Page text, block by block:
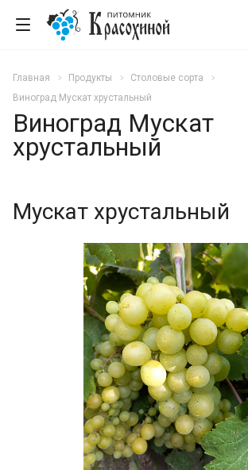
Главная Продукты
Столовые сорта
Виноград Мускат хрустальный
Виноград Мускат
хрустальный
Мускат хрустальный